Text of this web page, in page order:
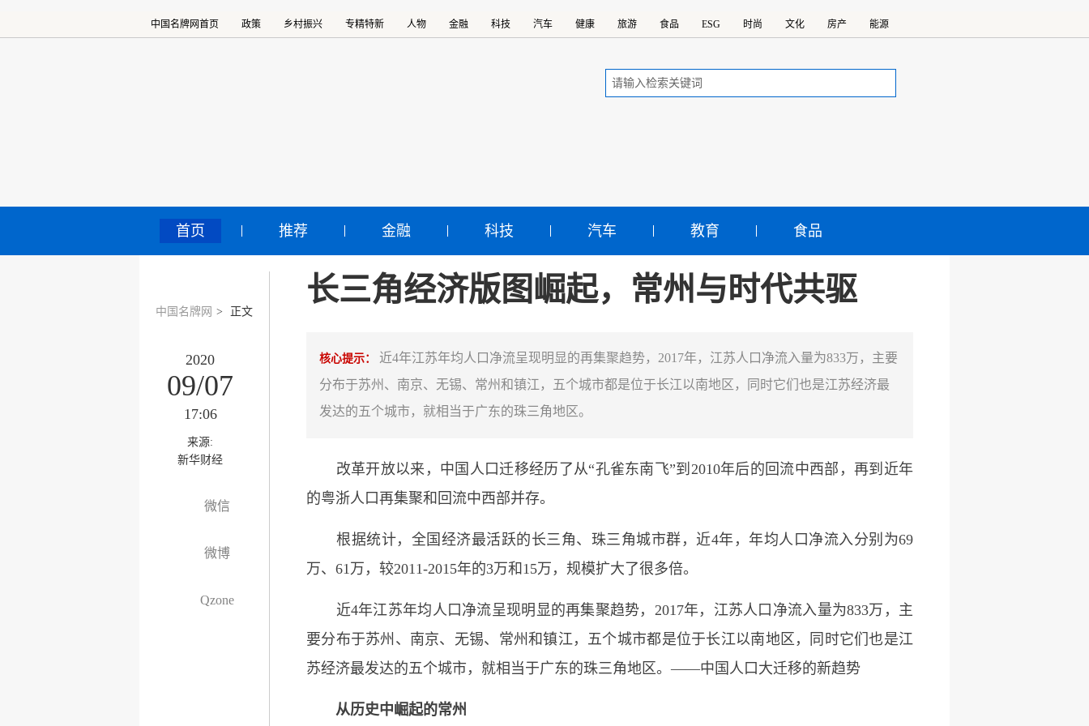
中国名牌网首页 政策 乡村振兴 专精特新 人物 金融 科技 汽车 健康 旅游 食品 ESG 时尚 文化 房产 能源
首页 推荐 金融 科技 汽车 教育 食品
中国名牌网 > 正文
2020
09/07
17:06
来源:
新华财经
微信
微博
Qzone
长三角经济版图崛起，常州与时代共驱
核心提示： 近4年江苏年均人口净流呈现明显的再集聚趋势，2017年，江苏人口净流入量为833万，主要
分布于苏州、南京、无锡、常州和镇江，五个城市都是位于长江以南地区，同时它们也是江苏经济最
发达的五个城市，就相当于广东的珠三角地区。
改革开放以来，中国人口迁移经历了从“孔雀东南飞”到2010年后的回流中西部，再到近年
的粤浙人口再集聚和回流中西部并存。
根据统计，全国经济最活跃的长三角、珠三角城市群，近4年，年均人口净流入分别为69
万、61万，较2011-2015年的3万和15万，规模扩大了很多倍。
近4年江苏年均人口净流呈现明显的再集聚趋势，2017年，江苏人口净流入量为833万，主
要分布于苏州、南京、无锡、常州和镇江，五个城市都是位于长江以南地区，同时它们也是江
苏经济最发达的五个城市，就相当于广东的珠三角地区。——中国人口大迁移的新趋势
从历史中崛起的常州